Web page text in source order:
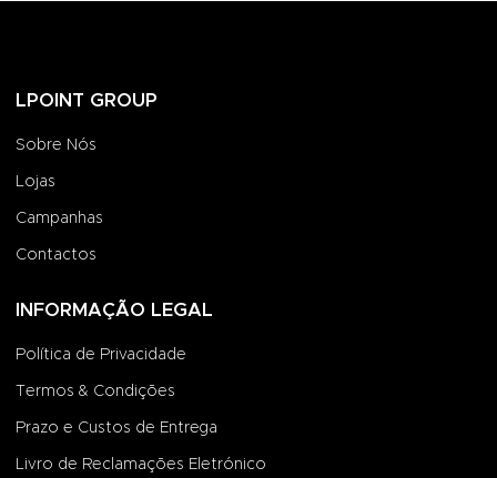
LPOINT GROUP
Sobre Nós
Lojas
Campanhas
Contactos
INFORMAÇÃO LEGAL
Política de Privacidade
Termos & Condições
Prazo e Custos de Entrega
Livro de Reclamações Eletrónico